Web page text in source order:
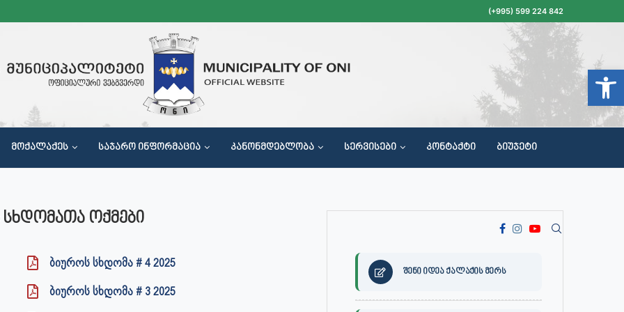
(+995) 599 224 842
ᲛᲝᲥᲐᲚᲐᲥᲔᲡ ᲡᲐᲯᲐᲠᲝ ᲘᲜᲤᲝᲠᲛᲐᲪᲘᲐ ᲙᲐᲜᲝᲜᲛᲓᲔᲑᲚᲝᲑᲐ ᲡᲔᲠᲕᲘᲡᲔᲑᲘ ᲙᲝᲜᲢᲐᲥᲢᲘ ᲑᲘᲣᲯᲔᲢᲘ
ᲝᲥᲛᲔᲑᲘ
ბიუროს სხდომა # 4 2025
ბიუროს სხდომა # 3 2025
შენი იდეა ქალაქის მერს